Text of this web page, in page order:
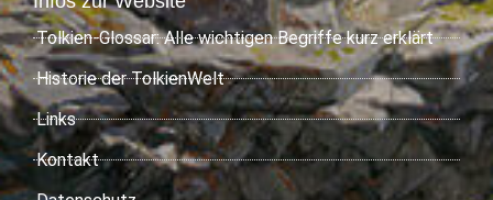
Tolkien-Glossar: Alle wichtigen Begriffe kurz erklärt
Historie der TolkienWelt
Links
Kontakt